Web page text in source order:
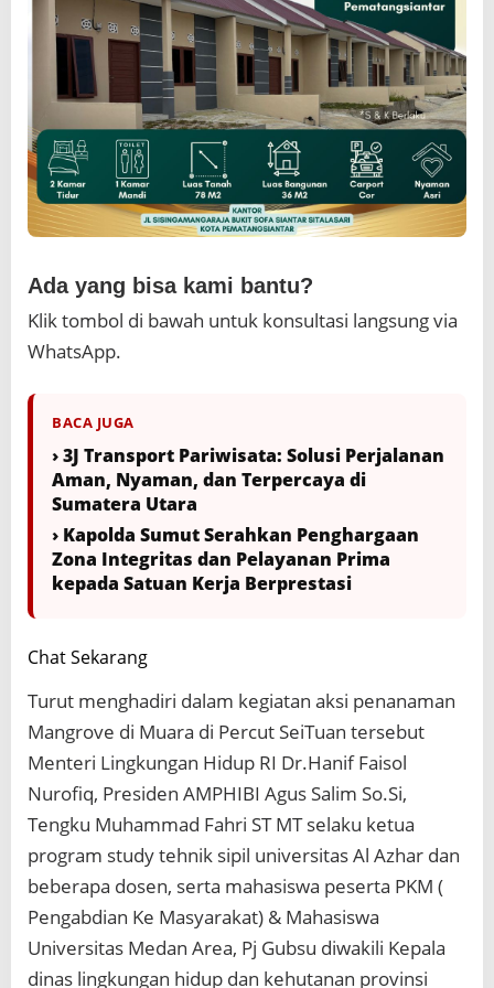
r
A
k
s
i
M
n
a
m
o
o
r
o
v
e
d
i
P
r
M
a
r
L
a
t
P
r
c
Ada yang bisa kami bantu?
Klik tombol di bawah untuk konsultasi langsung via
WhatsApp.
BACA JUGA
› 3J Transport Pariwisata: Solusi Perjalanan
Aman, Nyaman, dan Terpercaya di
Sumatera Utara
› Kapolda Sumut Serahkan Penghargaan
Zona Integritas dan Pelayanan Prima
kepada Satuan Kerja Berprestasi
Chat Sekarang
Turut menghadiri dalam kegiatan aksi penanaman
Mangrove di Muara di Percut SeiTuan tersebut
Menteri Lingkungan Hidup RI Dr.Hanif Faisol
Nurofiq, Presiden AMPHIBI Agus Salim So.Si,
Tengku Muhammad Fahri ST MT selaku ketua
program study tehnik sipil universitas Al Azhar dan
beberapa dosen, serta mahasiswa peserta PKM (
Pengabdian Ke Masyarakat) & Mahasiswa
Universitas Medan Area, Pj Gubsu diwakili Kepala
dinas lingkungan hidup dan kehutanan provinsi